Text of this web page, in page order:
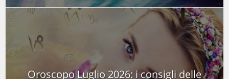
Oroscopo Luglio 2026: i consigli delle